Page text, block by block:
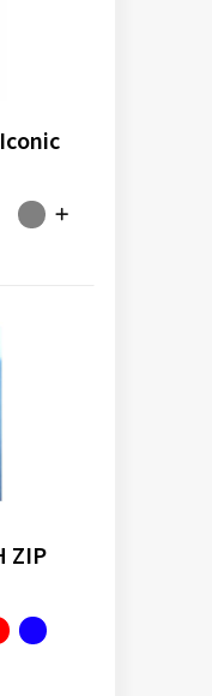
ZIP